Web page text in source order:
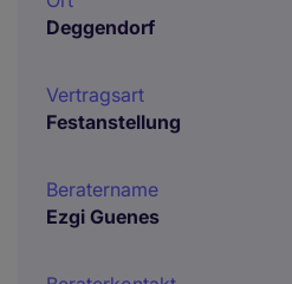
Deggendorf
Vertragsart
Festanstellung
Beratername
Ezgi Guenes